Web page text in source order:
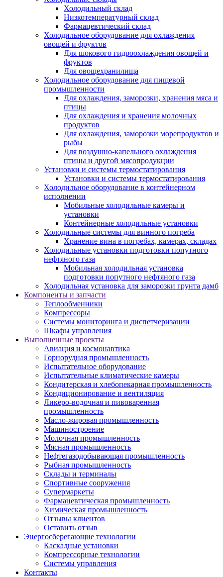
Холодильный склад
Низкотемпературный склад
Фармацевтический склад
Холодильное оборудование для охлаждения
овощей и фруктов
Для шокового гидроохлаждения овощей и
фруктов
Для овощехранилища
Холодильное оборудование для пищевой
промышленности
Для охлаждения, заморозки, хранения мяса и
птицы
Для охлаждения и хранения молочных
продуктов
Для охлаждения, заморозки морепродуктов и
рыбы
Для воздушно-капельного охлаждения
птицы и другой мясопродукции
Установки и системы термостатирования
Установки и системы термостатирования
Холодильное оборудование в контейнерном
исполнении
Мобильные холодильные камеры и
установки
Контейнерные холодильные установки
Холодильные системы для винного погреба
Хранение вина в погребах, камерах, складах
Холодильные установки подготовки попутного
нефтяного газа
Мобильная холодильная установка
подготовки попутного нефтяного газа
Холодильная установка для заморозки грунта дамб
Компоненты и запчасти
Теплообменники
Компрессоры
Системы мониторинга и диспетчеризации
Шкафы управления
Выполненные проекты
Авиация и космонавтика
Горнорудная промышленность
Испытательное оборудование
Испытательные климатические камеры
Кондитерская и хлебопекарная промышленность
Кондиционирование и вентиляция
Ликеро-водочная и пивоваренная
промышленность
Масло-жировая промышленность
Машиностроение
Молочная промышленность
Мясная промышленность
Нефтегазодобывающая промышленность
Рыбная промышленность
Склады и терминалы
Спортивные сооружения
Супермаркеты
Фармацевтическая промышленность
Химическая промышленность
Отзывы клиентов
Оставить отзыв
Энергосберегающие технологии
Каскадные установки
Компрессорные технологии
Системы управления
Контакты